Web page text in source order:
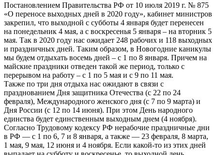
Постановлением Правительства РФ от 10 июля 2019 г. № 875
«О переносе выходных дней в 2020 году», кабинет министров
закрепил, что выходной с субботы 4 января будет перенесен
на понедельник 4 мая, а с воскресенья 5 января – на вторник 5
мая. Так в 2020 году нас ожидает 248 рабочих и 118 выходных
и праздничных дней. Таким образом, в Новогодние каникулы
мы будем отдыхать восемь дней – с 1 по 8 января. Причем на
майские праздники отведен такой же период, только с
перерывом на работу – с 1 по 5 мая и с 9 по 11 мая.
Также по три дня отдыха нас ожидают в связи с
празднованием Дня защитника Отечества (с 22 по 24
февраля), Международного женского дня (с 7 по 9 марта) и
Дня России (с 12 по 14 июня). При этом День народного
единства будет единственным выходным днем (4 ноября).
Согласно Трудовому кодексу РФ нерабочие праздничные дни
в РФ — с 1 по 6, 7 и 8 января, а также — 23 февраля, 8 марта,
1 мая, 9 мая, 12 июня и 4 ноября. Если какой-то из этих дней